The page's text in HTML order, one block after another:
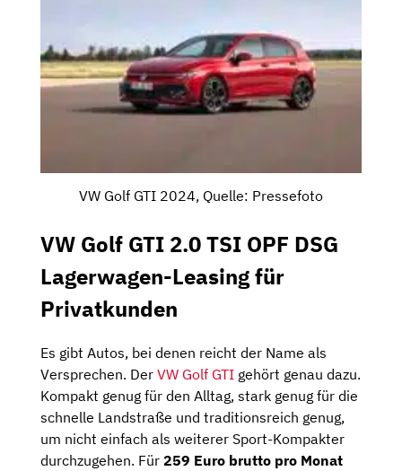
VW Golf GTI 2024, Quelle: Pressefoto
VW Golf GTI 2.0 TSI OPF DSG
Lagerwagen-Leasing für
Privatkunden
Es gibt Autos, bei denen reicht der Name als
Versprechen. Der VW Golf GTI gehört genau dazu.
Kompakt genug für den Alltag, stark genug für die
schnelle Landstraße und traditionsreich genug,
um nicht einfach als weiterer Sport-Kompakter
durchzugehen. Für 259 Euro brutto pro Monat